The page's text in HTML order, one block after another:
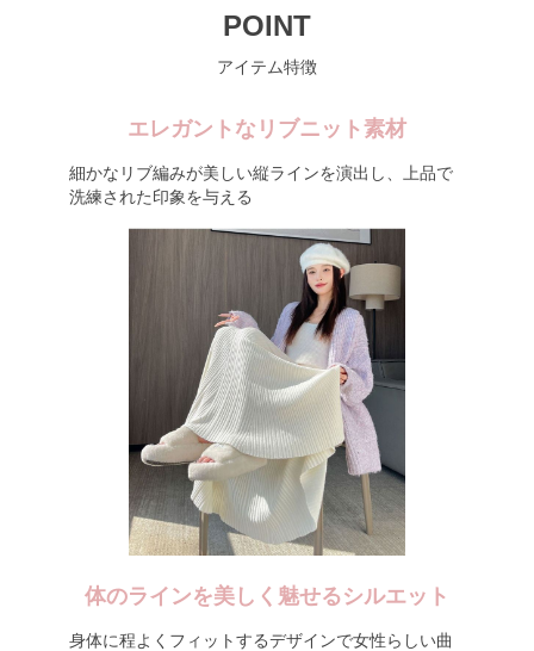
POINT
アイテム特徴
エレガントなリブニット素材
細かなリブ編みが美しい縦ラインを演出し、上品で
洗練された印象を与える
体のラインを美しく魅せるシルエット
身体に程よくフィットするデザインで女性らしい曲